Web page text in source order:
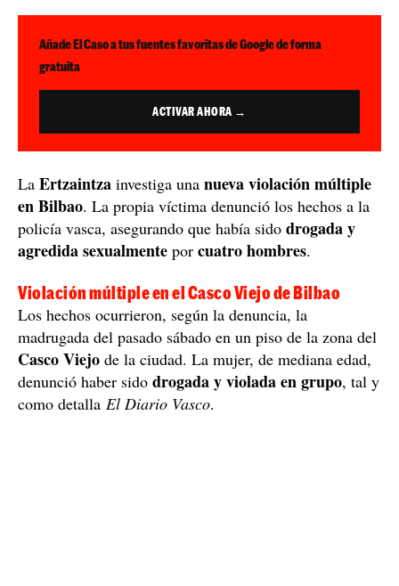
Añade El Caso a tus fuentes favoritas de Google de forma
gratuita
ACTIVAR AHORA →
La Ertzaintza investiga una nueva violación múltiple
en Bilbao. La propia víctima denunció los hechos a la
policía vasca, asegurando que había sido drogada y
agredida sexualmente por cuatro hombres.
Violación múltiple en el Casco Viejo de Bilbao
Los hechos ocurrieron, según la denuncia, la
madrugada del pasado sábado en un piso de la zona del
Casco Viejo de la ciudad. La mujer, de mediana edad,
denunció haber sido drogada y violada en grupo, tal y
como detalla El Diario Vasco.